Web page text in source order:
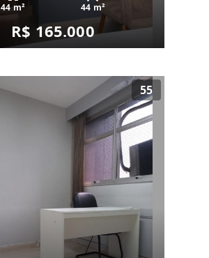
44 m² 44 m²
R$ 165.000
55